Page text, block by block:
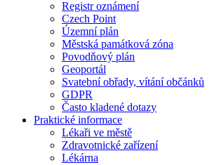
Registr oznámení
Czech Point
Územní plán
Městská památková zóna
Povodňový plán
Geoportál
Svatební obřady, vítání občánků
GDPR
Často kladené dotazy
Praktické informace
Lékaři ve městě
Zdravotnické zařízení
Lékárna